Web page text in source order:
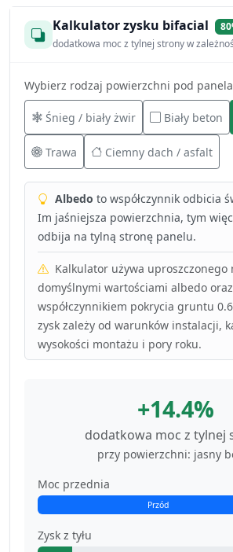
Kalkulator zysku bifacial
dodatkowa moc z tylnej strony w
Wybierz rodzaj powierzchni pod
Śnieg / biały żwir Biały beton
Trawa Ciemny dach / asfalt
Albedo to współczynnik odbicia
Im jaśniejsza powierzchnia, tym
odbija na tylną stronę panelu.
Kalkulator używa uproszczonego
domyślnymi wartościami albedo oraz
współczynnikiem pokrycia gruntu
zysk zależy od warunków instalacji,
wysokości montażu i pory roku.
+14.4%
dodatkowa moc z tylnej
przy powierzchni: jasny
Moc przednia
Przód
Zysk z tyłu